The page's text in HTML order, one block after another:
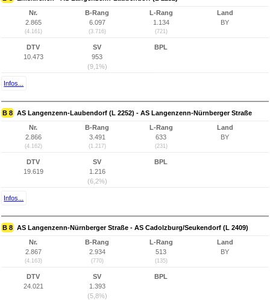
Nr.
2.865
(4.161)
B-Rang
6.097
(3.716)
L-Rang
1.134
(721)
Land
BY
DTV
10.473
SV
953
(9,1%)
BPL
Infos...
B 8 AS Langenzenn-Laubendorf (L 2252) - AS Langenzenn-Nürnberger Straße
Nr.
2.866
(4.162)
B-Rang
3.491
(1.217)
L-Rang
633
(231)
Land
BY
DTV
19.619
SV
1.216
(6,2%)
BPL
Infos...
B 8 AS Langenzenn-Nürnberger Straße - AS Cadolzburg/Seukendorf (L 2409)
Nr.
2.867
(4.163)
B-Rang
2.934
(770)
L-Rang
513
(135)
Land
BY
DTV
24.021
SV
1.393
(5,8%)
BPL